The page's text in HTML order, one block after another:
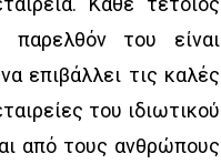
παρελθόν του είναι
επιβάλλει τις καλές
του ιδιωτικού
από τους ανθρώπους